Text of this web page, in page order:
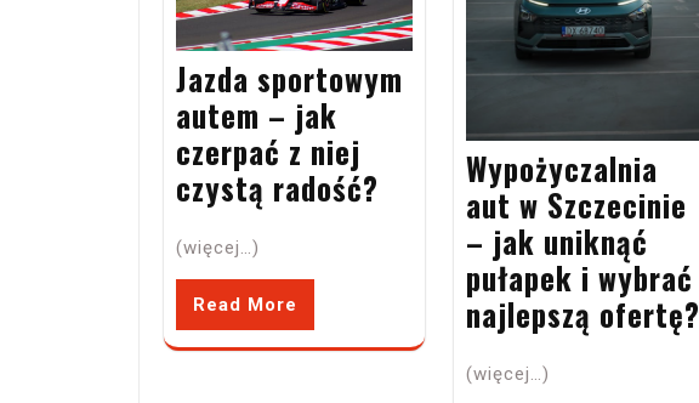
Jazda sportowym
autem – jak
czerpać z niej
czystą radość?
(więcej…)
Read More
Wypożyczalnia
aut w Szczecinie
– jak uniknąć
pułapek i wybrać
najlepszą ofertę?
(więcej…)